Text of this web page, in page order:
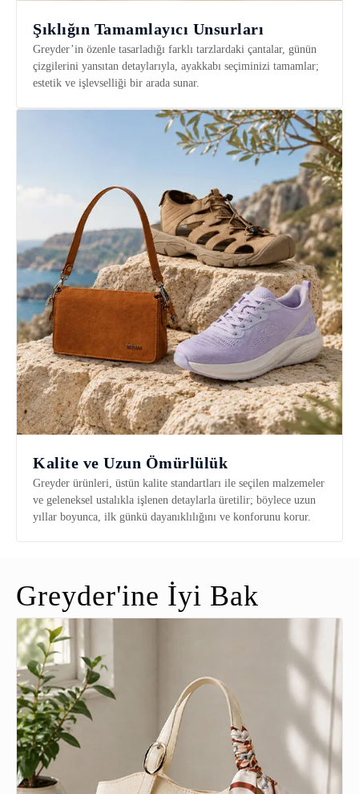
Şıklığın Tamamlayıcı Unsurları
Greyder’in özenle tasarladığı farklı tarzlardaki çantalar, günün
çizgilerini yansıtan detaylarıyla, ayakkabı seçiminizi tamamlar;
estetik ve işlevselliği bir arada sunar.
Kalite ve Uzun Ömürlülük
Greyder ürünleri, üstün kalite standartları ile seçilen malzemeler
ve geleneksel ustalıkla işlenen detaylarla üretilir; böylece uzun
yıllar boyunca, ilk günkü dayanıklılığını ve konforunu korur.
Greyder'ine İyi Bak